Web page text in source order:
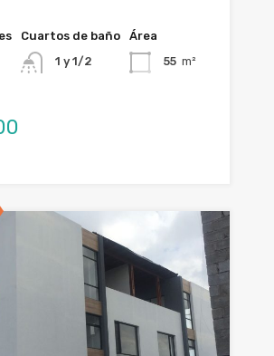
Cuartos de baño
1 y 1/2
Área
55 m²